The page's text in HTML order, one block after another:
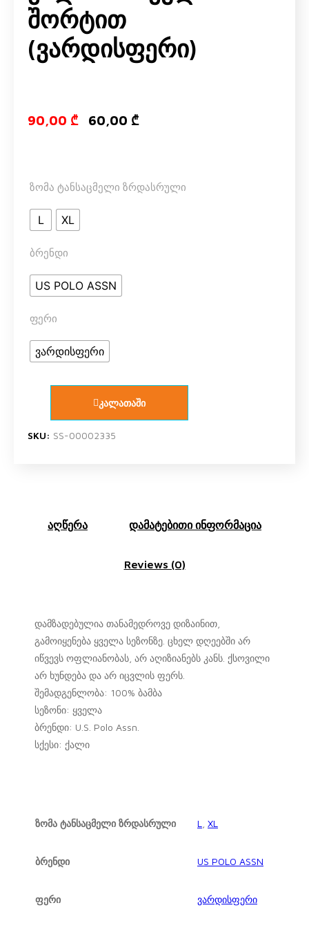
Შორტით
(ვარდისფერი)
90,00 ₾ Original price
60,00 ₾Current
ზომა ტანსაცმელი ზრდასრული
L XL
ბრენდი
US POLO ASSN
ფერი
ვარდისფერი
კალათაში
SKU: SS-00002335
აღწერა დამატებითი ინფორმაცია
Reviews (0)
დამზადებულია თანამედროვე დიზაინით,
გამოიყენება ყველა სეზონზე. ცხელ დღეებში არ
იწვევს ოფლიანობას, არ აღიზიანებს კანს. ქსოვილი
არ ხუნდება და არ იცვლის ფერს.
შემადგენლობა: 100% ბამბა
სეზონი: ყველა
ბრენდი: U.S. Polo Assn.
სქესი: ქალი
ზომა ტანსაცმელი ზრდასრული L XL
ბრენდი US POLO ASSN
ფერი ვარდისფერი